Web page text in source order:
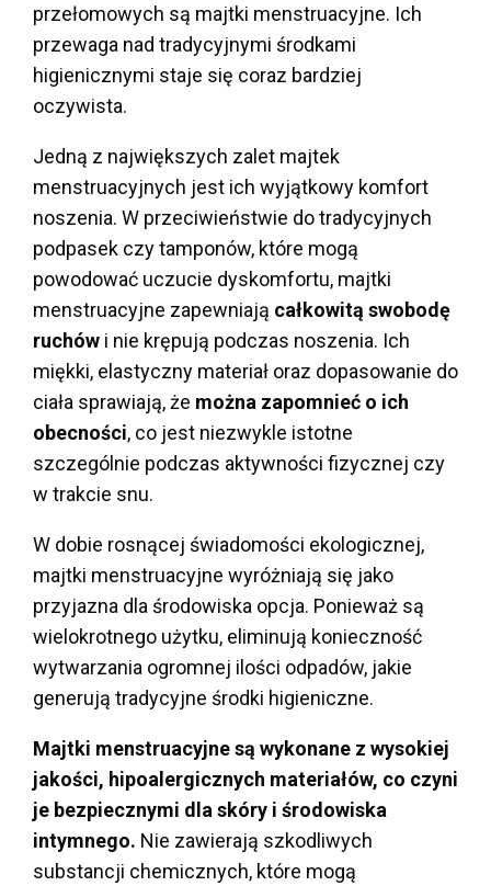
przełomowych są majtki menstruacyjne. Ich
przewaga nad tradycyjnymi środkami
higienicznymi staje się coraz bardziej
oczywista.
Jedną z największych zalet majtek
menstruacyjnych jest ich wyjątkowy komfort
noszenia. W przeciwieństwie do tradycyjnych
podpasek czy tamponów, które mogą
powodować uczucie dyskomfortu, majtki
menstruacyjne zapewniają całkowitą swobodę
ruchów i nie krępują podczas noszenia. Ich
miękki, elastyczny materiał oraz dopasowanie do
ciała sprawiają, że można zapomnieć o ich
obecności, co jest niezwykle istotne
szczególnie podczas aktywności fizycznej czy
w trakcie snu.
W dobie rosnącej świadomości ekologicznej,
majtki menstruacyjne wyróżniają się jako
przyjazna dla środowiska opcja. Ponieważ są
wielokrotnego użytku, eliminują konieczność
wytwarzania ogromnej ilości odpadów, jakie
generują tradycyjne środki higieniczne.
Majtki menstruacyjne są wykonane z wysokiej
jakości, hipoalergicznych materiałów, co czyni
je bezpiecznymi dla skóry i środowiska
intymnego. Nie zawierają szkodliwych
substancji chemicznych, które mogą